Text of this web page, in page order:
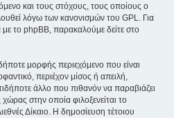
και τους στόχους, τους οποίους ο
λόγω των κανονισμών του GPL. Για
με το phpBB, παρακαλούμε δείτε στο
μορφής περιεχόμενο που είναι
περιέχον μίσος ή απειλή,
άλλο που πιθανόν να παραβιάζει
στην οποία φιλοξενείται το
Δίκαιο. Η δημοσίευση τέτοιου